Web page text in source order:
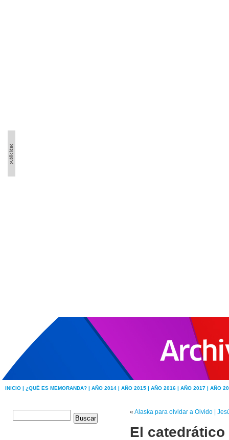
INICIO | ¿QUÉ ES MEMORANDA? | AÑO 2014 | AÑO 2015 | AÑO 2016 | AÑO 2017 | AÑO
« Alaska para olvidar a Olvido |
El catedrático